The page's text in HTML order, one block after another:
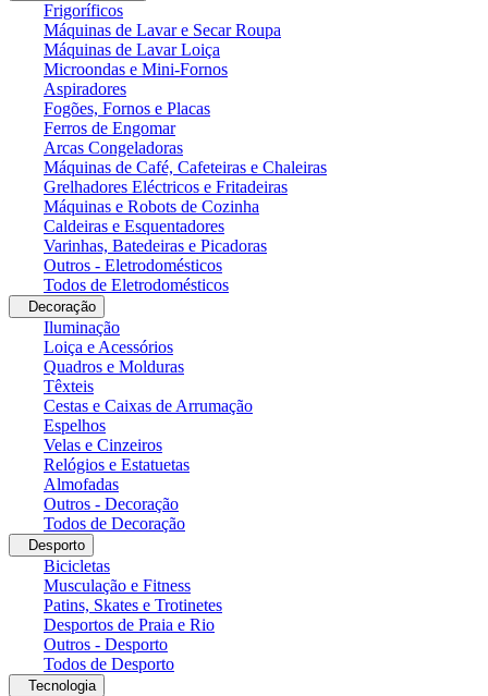
Frigoríficos
Máquinas de Lavar e Secar Roupa
Máquinas de Lavar Loiça
Microondas e Mini-Fornos
Aspiradores
Fogões, Fornos e Placas
Ferros de Engomar
Arcas Congeladoras
Máquinas de Café, Cafeteiras e Chaleiras
Grelhadores Eléctricos e Fritadeiras
Máquinas e Robots de Cozinha
Caldeiras e Esquentadores
Varinhas, Batedeiras e Picadoras
Outros - Eletrodomésticos
Todos de Eletrodomésticos
Decoração
Iluminação
Loiça e Acessórios
Quadros e Molduras
Têxteis
Cestas e Caixas de Arrumação
Espelhos
Velas e Cinzeiros
Relógios e Estatuetas
Almofadas
Outros - Decoração
Todos de Decoração
Desporto
Bicicletas
Musculação e Fitness
Patins, Skates e Trotinetes
Desportos de Praia e Rio
Outros - Desporto
Todos de Desporto
Tecnologia